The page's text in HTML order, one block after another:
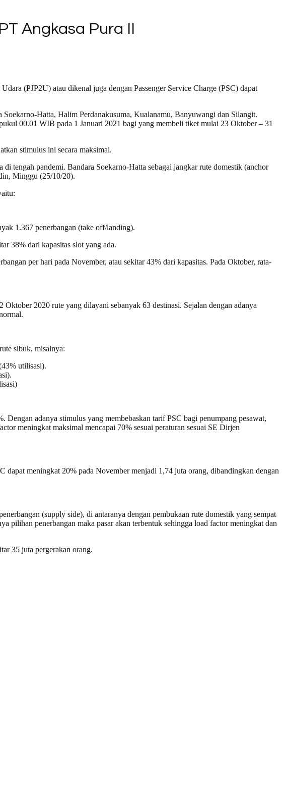
Angkasa Pura II
(PJP2U) atau dikenal juga dengan Passenger Service Charge (PSC) dapat
Hatta, Halim Perdanakusuma, Kualanamu, Banyuwangi dan Silangit.
00.01 WIB pada 1 Januari 2021 bagi yang membeli tiket mulai 23 Oktober – 31
stimulus ini secara maksimal.
tengah pandemi. Bandara Soekarno-Hatta sebagai jangkar rute domestik (anchor
Minggu (25/10/20).
1.367 penerbangan (take off/landing).
38% dari kapasitas slot yang ada.
per hari pada November, atau sekitar 43% dari kapasitas. Pada Oktober, rata-
2020 rute yang dilayani sebanyak 63 destinasi. Sejalan dengan adanya
sibuk, misalnya:
utilisasi).
adanya stimulus yang membebaskan tarif PSC bagi penumpang pesawat,
meningkat maksimal mencapai 70% sesuai peraturan sesuai SE Dirjen
dapat meningkat 20% pada November menjadi 1,74 juta orang, dibandingkan dengan
(supply side), di antaranya dengan pembukaan rute domestik yang sempat
pilihan penerbangan maka pasar akan terbentuk sehingga load factor meningkat dan
35 juta pergerakan orang.